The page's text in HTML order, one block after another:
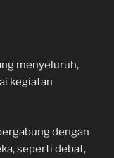
menyeluruh,
kegiatan
dengan
seperti debat,